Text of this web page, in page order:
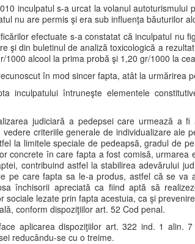
inculpatul s-a urcat la volanul autoturismului
nu are permis şi era sub influenţa băuturilor
efectuate s-a constatat că inculpatul nu
şi din buletinul de analiză toxicologică a
1000 alcool la prima probă şi 1,20 gr/1000 la
în mod sincer fapta, atât la urmărirea
inculpatului întruneşte elementele
judiciară a pedepsei care urmează a
criteriile generale de individualizare ale
la limitele speciale de pedeapsă, gradul de
concrete în care fapta a fost comisă,
contribuind astfel la stabilirea adevărului
pe care fapta sa le-a produs, astfel că se va
închisorii apreciată ca fiind aptă să
sociale lezate prin fapta acestuia, ca şi
conform dispoziţiilor art. 52 Cod penal.
aplicarea dispoziţiilor art. 322 ind. 1 alin.
reducându-se cu o treime.